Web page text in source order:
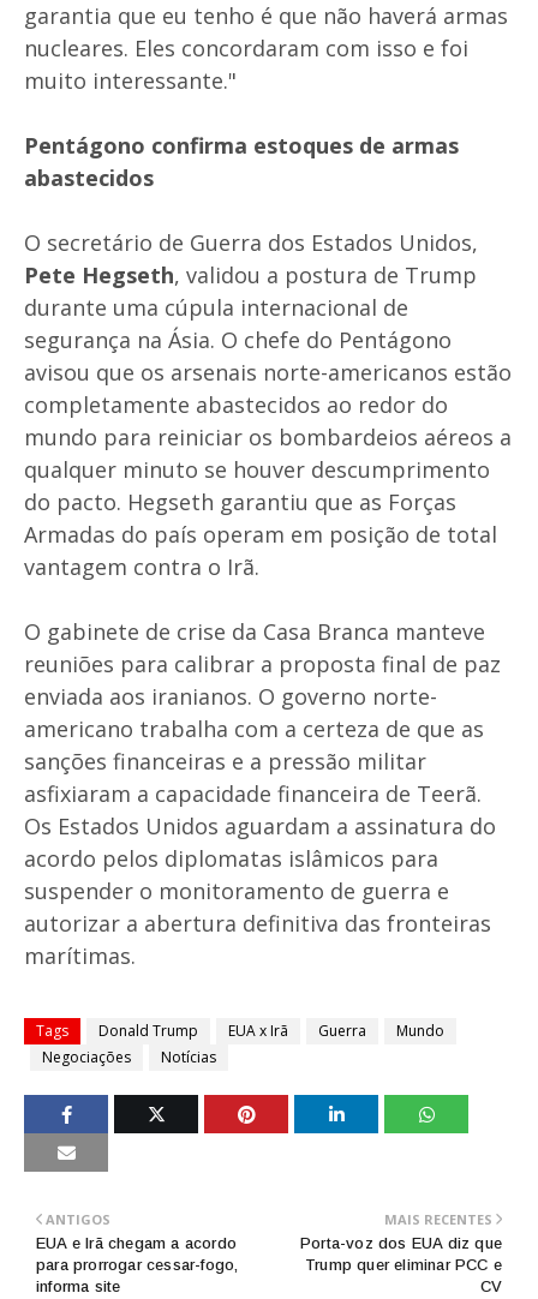
garantia que eu tenho é que não haverá armas
nucleares. Eles concordaram com isso e foi
muito interessante."
Pentágono confirma estoques de armas
abastecidos
O secretário de Guerra dos Estados Unidos,
Pete Hegseth, validou a postura de Trump
durante uma cúpula internacional de
segurança na Ásia. O chefe do Pentágono
avisou que os arsenais norte-americanos estão
completamente abastecidos ao redor do
mundo para reiniciar os bombardeios aéreos a
qualquer minuto se houver descumprimento
do pacto. Hegseth garantiu que as Forças
Armadas do país operam em posição de total
vantagem contra o Irã.
O gabinete de crise da Casa Branca manteve
reuniões para calibrar a proposta final de paz
enviada aos iranianos. O governo norte-
americano trabalha com a certeza de que as
sanções financeiras e a pressão militar
asfixiaram a capacidade financeira de Teerã.
Os Estados Unidos aguardam a assinatura do
acordo pelos diplomatas islâmicos para
suspender o monitoramento de guerra e
autorizar a abertura definitiva das fronteiras
marítimas.
Tags Donald Trump EUA x Irã Guerra
Mundo
Negociações
Notícias
MAIS RECENTES
Porta-voz dos EUA diz que
Trump quer eliminar PCC e
CV
ANTIGOS
EUA e Irã chegam a acordo
para prorrogar cessar-fogo,
informa site